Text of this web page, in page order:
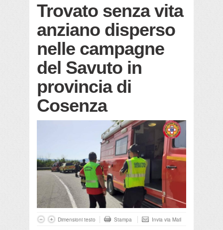
Trovato senza vita
anziano disperso
nelle campagne
del Savuto in
provincia di
Cosenza
Dimensioni testo Stampa Invia via Mail